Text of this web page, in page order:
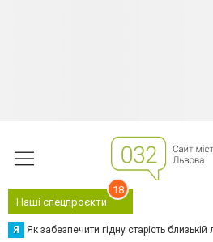
Наші спецпроєкти
18
Я Як забезпечити гідну старість